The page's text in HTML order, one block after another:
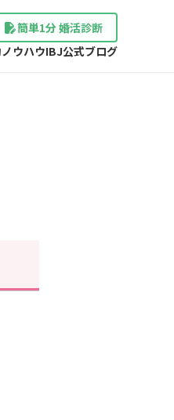
簡単1分 婚活診断
ウハウIBJ公式ブログ